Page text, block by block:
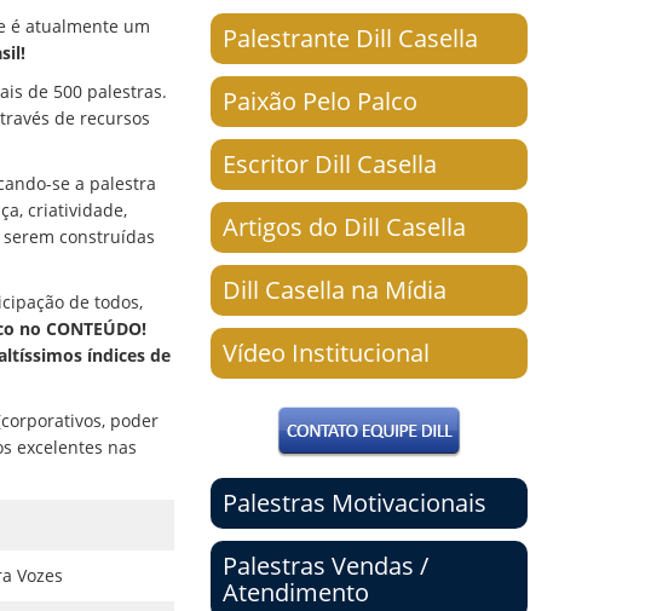
é atualmente um
de 500 palestras.
de recursos
se a palestra
criatividade,
construídas
de todos,
no CONTEÚDO!
índices de
poder
excelentes nas
Vozes
Palestrante Dill Casella
Paixão Pelo Palco
Escritor Dill Casella
Artigos do Dill Casella
Dill Casella na Mídia
Vídeo Institucional
Palestras Motivacionais
Palestras Vendas /
Atendimento